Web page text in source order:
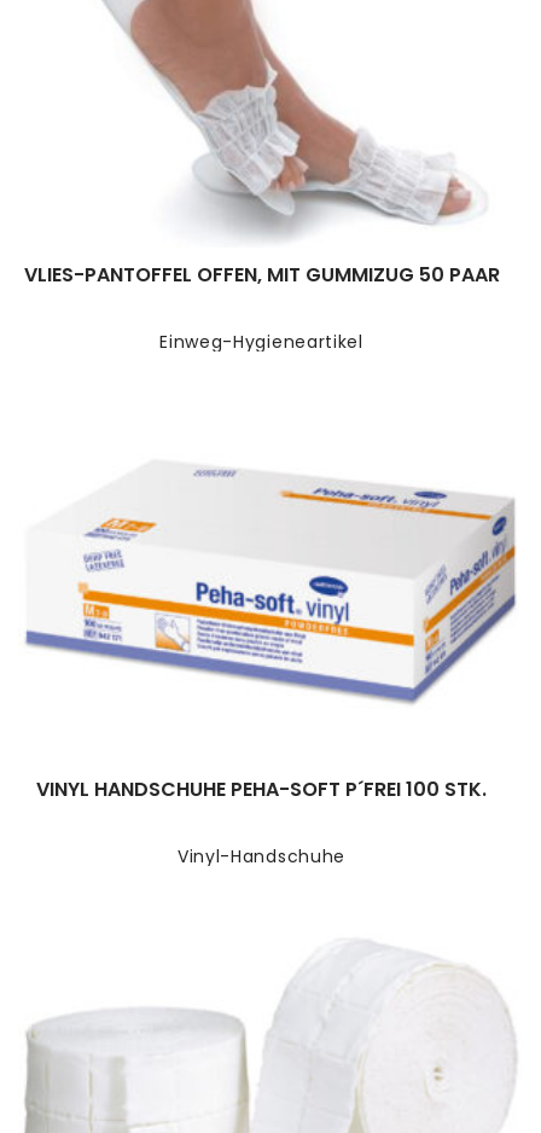
Einweg-Hygieneartikel
VLIES-PANTOFFEL OFFEN, MIT GUMMIZUG 50 PAAR
Vinyl-Handschuhe
VINYL HANDSCHUHE PEHA-SOFT P´FREI 100 STK.